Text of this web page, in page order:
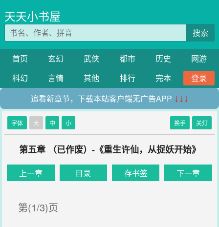
天天小书屋
搜索
首页 玄幻 武侠 都市 历史
网游
科幻
言情 其他 排行 完本
登录
追看新章节，下载本站客户端无广告APP ↓↓↓
字体 大 中 小 换手 关灯
第五章 （已作废）-《重生许仙，从捉妖开始》
上一章 目录 存书签 下一章
第(1/3)页